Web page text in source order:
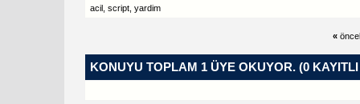
acil ,script ,yardim
«
KONUYU TOPLAM 1 ÜYE OKUYOR.(0